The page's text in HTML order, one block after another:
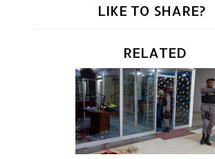
LIKE TO SHARE?
RELATED